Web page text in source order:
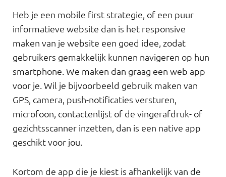
Heb je een mobile first strategie, of een puur
informatieve website dan is het responsive
maken van je website een goed idee, zodat
gebruikers gemakkelijk kunnen navigeren op hun
smartphone. We maken dan graag een web app
voor je. Wil je bijvoorbeeld gebruik maken van
GPS, camera, push-notificaties versturen,
microfoon, contactenlijst of de vingerafdruk- of
gezichtsscanner inzetten, dan is een native app
geschikt voor jou.
Kortom de app die je kiest is afhankelijk van de